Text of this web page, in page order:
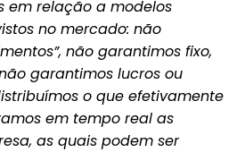
em relação a modelos
no mercado: não
não garantimos fixo,
garantimos lucros ou
o que efetivamente
em tempo real as
as quais podem ser